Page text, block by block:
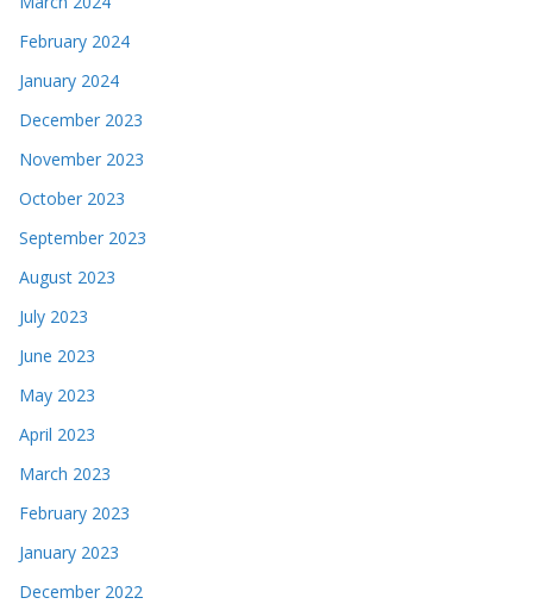
February 2024
January 2024
December 2023
November 2023
October 2023
September 2023
August 2023
July 2023
June 2023
May 2023
April 2023
March 2023
February 2023
January 2023
December 2022